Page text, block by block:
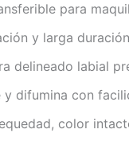
para
y larga
delineado labial
y difumina con
color